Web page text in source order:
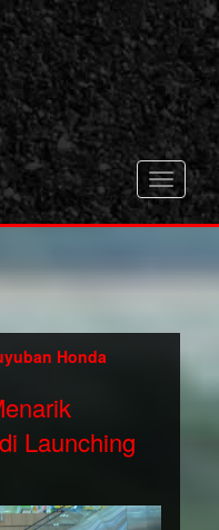
Toggle
Honda
Launching